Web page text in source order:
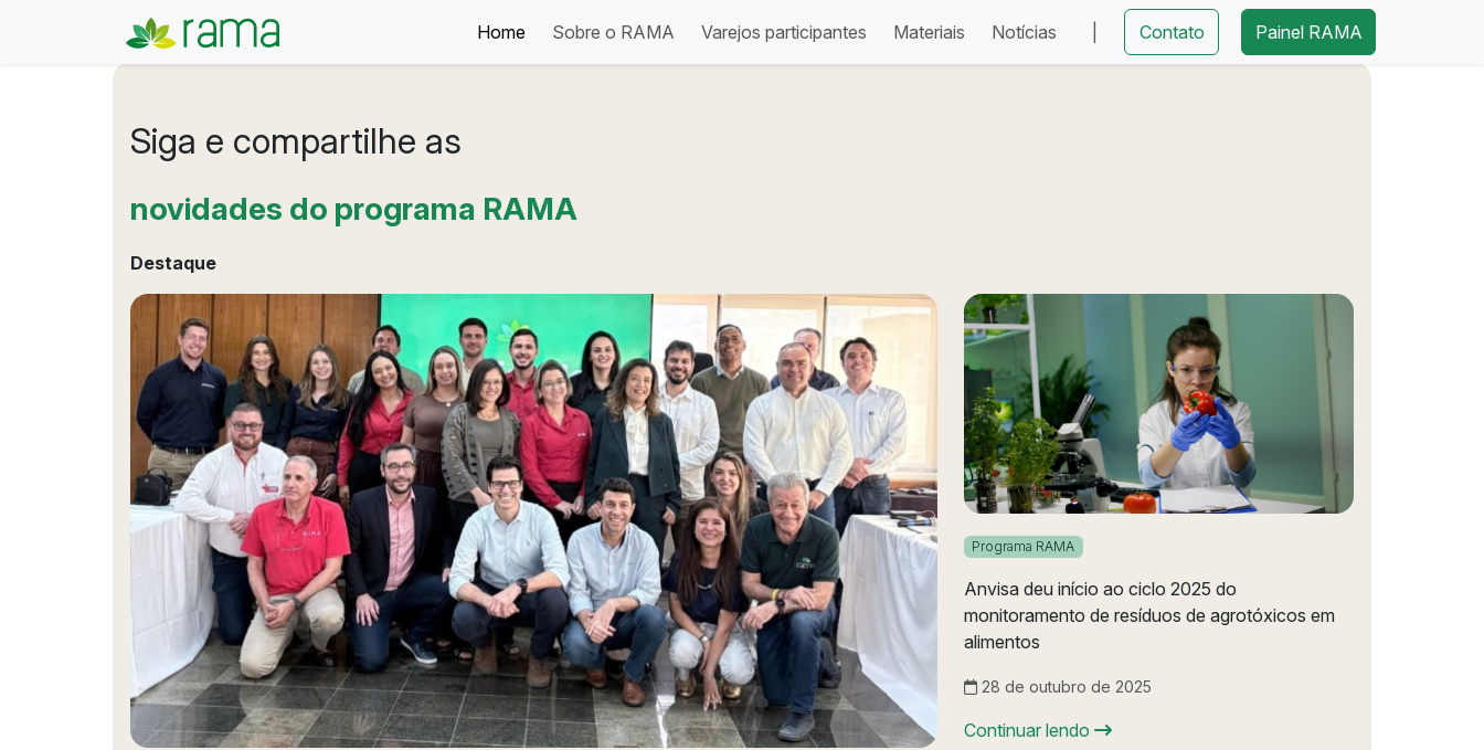
Home Sobre o RAMA Varejos participantes Materiais Notícias Contato Painel RAMA
Siga e compartilhe as
novidades do programa RAMA
Destaque
Programa RAMA
Anvisa deu início ao ciclo 2025 do
monitoramento de resíduos de agrotóxicos em
alimentos
28 de outubro de 2025
Continuar lendo